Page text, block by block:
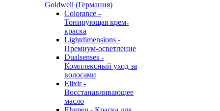
Goldwell (Германия)
Colorance -
Тонирующая крем-
краска
Lightdimensions -
Премиум-осветление
Dualsenses -
Комплексный уход за
волосами
Elixir -
Восстанавливающее
масло